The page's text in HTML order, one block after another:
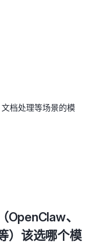
档处理等场景的模
、
）该选哪个模